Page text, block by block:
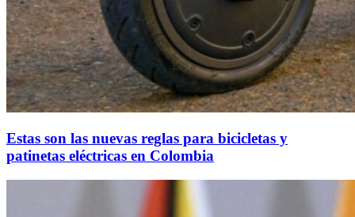
Estas son las nuevas reglas para bicicletas y
patinetas eléctricas en Colombia